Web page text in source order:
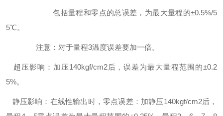
包括量程和零点的总误差，为最大量程的±0.5%/5
5℃。
注意：对于量程3温度误差要加一倍。
超压影响：加压140kgf/cm2后，误差为最大量程范围的±0.2
5%。
静压影响：在线性输出时，零点误差：加静压140kgf/cm2后，